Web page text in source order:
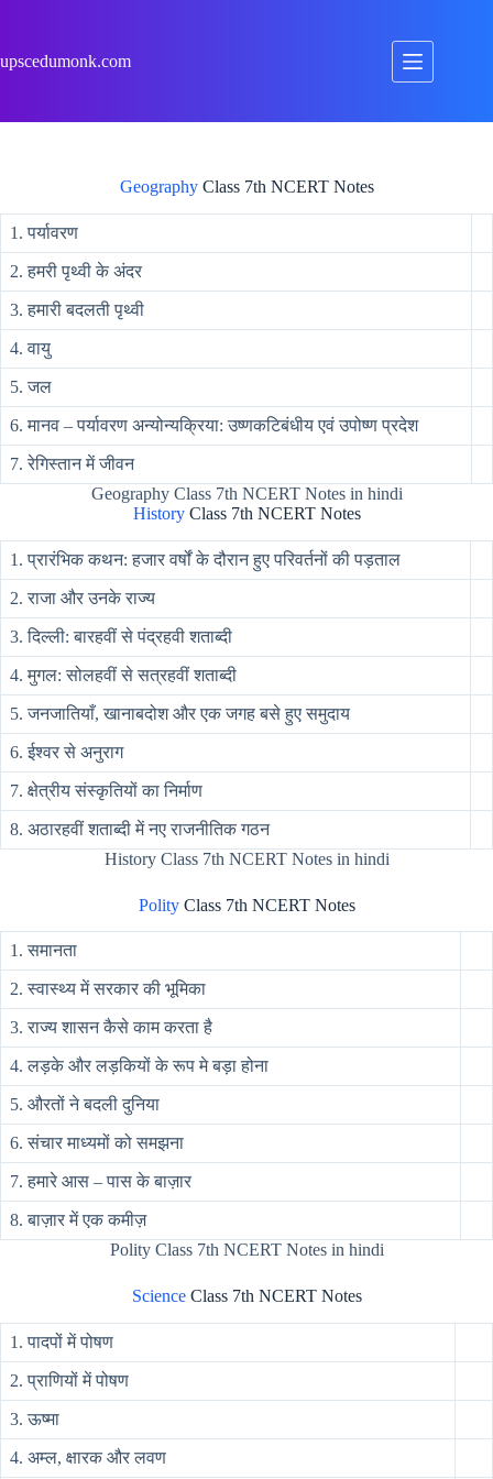
upscedumonk.com
GeographyClass 7th NCERT Notes
1. पर्यावरण
2. हमरी पृथ्वी के अंदर
3. हमारी बदलती पृथ्वी
4. वायु
5. जल
6. मानव – पर्यावरण अन्योन्यक्रिया: उष्णकटिबंधीय एवं उपोष्ण प्रदेश
7. रेगिस्तान में जीवन
Geography Class 7th NCERT Notes in hindi
HistoryClass 7th NCERT Notes
1. प्रारंभिक कथन: हजार वर्षों के दौरान हुए परिवर्तनों की पड़ताल
2. राजा और उनके राज्य
3. दिल्ली: बारहवीं से पंद्रहवी शताब्दी
4. मुगल: सोलहवीं से सत्रहवीं शताब्दी
5. जनजातियाँ, खानाबदोश और एक जगह बसे हुए समुदाय
6. ईश्वर से अनुराग
7. क्षेत्रीय संस्कृतियों का निर्माण
8. अठारहवीं शताब्दी में नए राजनीतिक गठन
History Class 7th NCERT Notes in hindi
PolityClass 7th NCERT Notes
1. समानता
2. स्वास्थ्य में सरकार की भूमिका
3. राज्य शासन कैसे काम करता है
4. लड़के और लड़कियों के रूप मे बड़ा होना
5. औरतों ने बदली दुनिया
6. संचार माध्यमों को समझना
7. हमारे आस – पास के बाज़ार
8. बाज़ार में एक कमीज़
Polity Class 7th NCERT Notes in hindi
ScienceClass 7th NCERT Notes
1. पादपों में पोषण
2. प्राणियों में पोषण
3. ऊष्मा
4. अम्ल, क्षारक और लवण